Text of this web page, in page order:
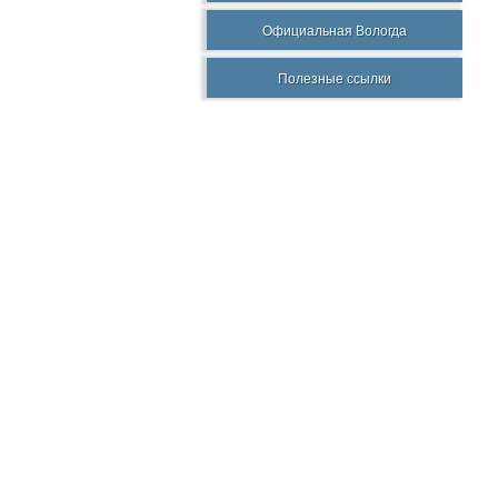
Официальная Вологда
Полезные ссылки